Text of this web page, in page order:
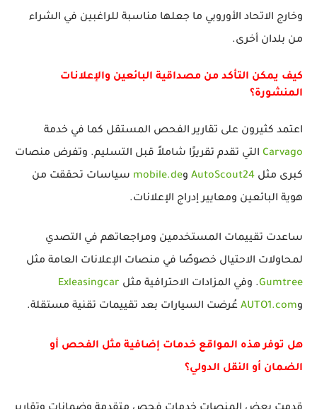
وخارج الاتحاد الأوروبي ما جعلها مناسبة للراغبين في الشراء
من بلدان أخرى.
كيف يمكن التأكد من مصداقية البائعين والإعلانات
المنشورة؟
اعتمد كثيرون على تقارير الفحص المستقل كما في خدمة
Carvago التي تقدم تقريرًا شاملاً قبل التسليم. وتفرض منصات
كبرى مثل AutoScout24 وmobile.de سياسات تحققت من
هوية البائعين ومعايير إدراج الإعلانات.
ساعدت تقييمات المستخدمين ومراجعاتهم في التصدي
لمحاولات الاحتيال خصوصًا في منصات الإعلانات العامة مثل
Gumtree. وفي المزادات الاحترافية مثل Exleasingcar
وAUTO1.com عُرضت السيارات بعد تقييمات تقنية مستقلة.
هل توفر هذه المواقع خدمات إضافية مثل الفحص أو
الضمان أو النقل الدولي؟